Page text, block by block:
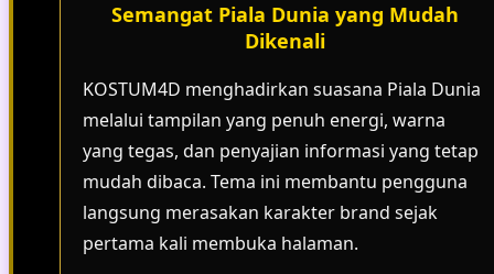
Semangat Piala Dunia yang Mudah
Dikenali
KOSTUM4D menghadirkan suasana Piala Dunia
melalui tampilan yang penuh energi, warna
yang tegas, dan penyajian informasi yang tetap
mudah dibaca. Tema ini membantu pengguna
langsung merasakan karakter brand sejak
pertama kali membuka halaman.